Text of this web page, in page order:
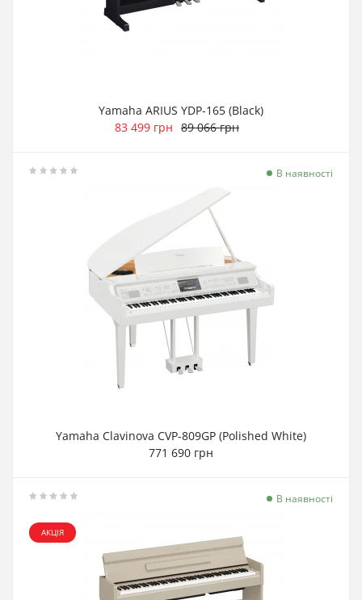
Yamaha ARIUS YDP-165 (Black)
83 499 грн 89 066 грн
В наявності
Yamaha Clavinova CVP-809GP (Polished White)
771 690 грн
АКЦІЯ
В наявності